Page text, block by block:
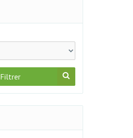
Filtrer